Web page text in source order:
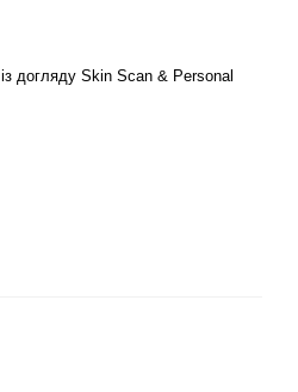
догляду Skin Scan & Personal